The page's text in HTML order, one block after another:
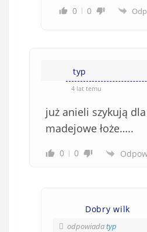
0 0
typ
4 lat temu
już anieli szykują
madejowe łoże…..
0 0
Dobry wilk
odpowiadatyp